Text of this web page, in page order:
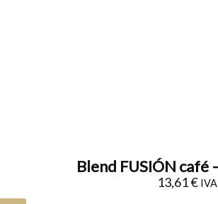
Blend FUSIÓN café
13,61€